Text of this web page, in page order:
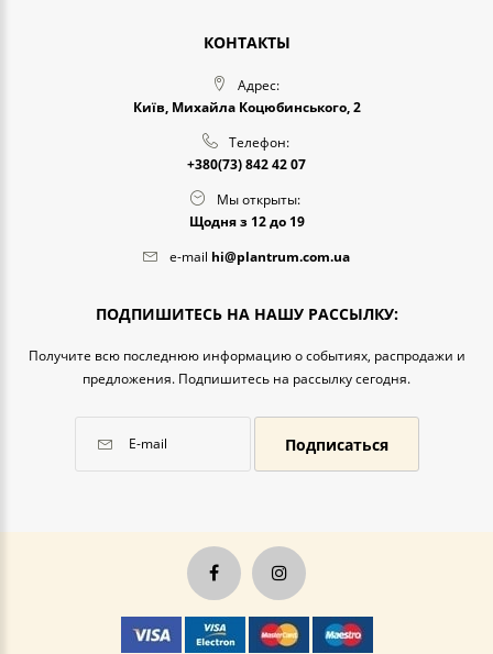
КОНТАКТЫ
Адрес:
Київ, Михайла Коцюбинського, 2
Телефон:
+380(73) 842 42 07
Мы открыты:
Щодня з 12 до 19
e-mail hi@plantrum.com.ua
ПОДПИШИТЕСЬ НА НАШУ РАССЫЛКУ:
Получите всю последнюю информацию о событиях, распродажи и
предложения. Подпишитесь на рассылку сегодня.
Подписаться